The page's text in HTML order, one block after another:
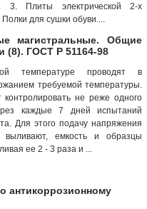
3. Плиты электрической 2-х
для сушки обуви....
магистральные. Общие
(8). ГОСТ Р 51164-98
температуре проводят в
требуемой температуры.
не реже одного
каждые 7 дней испытаний
Для этого подачу напряжения
емкость и образцы
ее 2 - 3 раза и ...
антикоррозионному